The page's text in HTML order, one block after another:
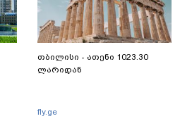
თბილისი - ათენი 1023.30
ლარიდან
fly.ge